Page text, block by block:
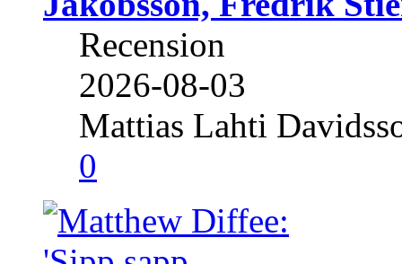
Recension
2026-08-03
Mattias Lahti
0